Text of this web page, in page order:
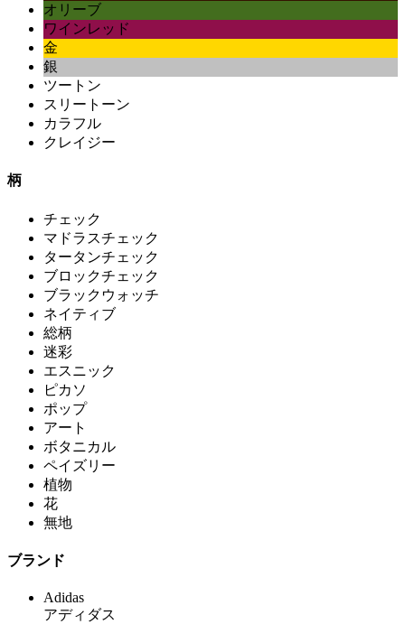
オリーブ
ワインレッド
金
銀
ツートン
スリートーン
カラフル
クレイジー
柄
チェック
マドラスチェック
タータンチェック
ブロックチェック
ブラックウォッチ
ネイティブ
総柄
迷彩
エスニック
ピカソ
ポップ
アート
ボタニカル
ペイズリー
植物
花
無地
ブランド
Adidas
アディダス